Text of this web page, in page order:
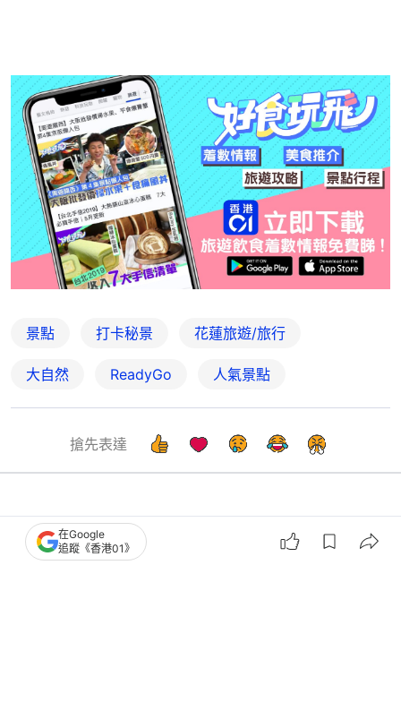
景點 打卡秘景 花蓮旅遊/旅行
大自然 ReadyGo 人氣景點
搶先表達
好食玩飛 旅遊
花蓮酒店10推介｜新開幕＋海景房＋私
在Google
追蹤《香港01》